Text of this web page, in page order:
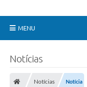
MENU
Notícias
Notícias Notícia